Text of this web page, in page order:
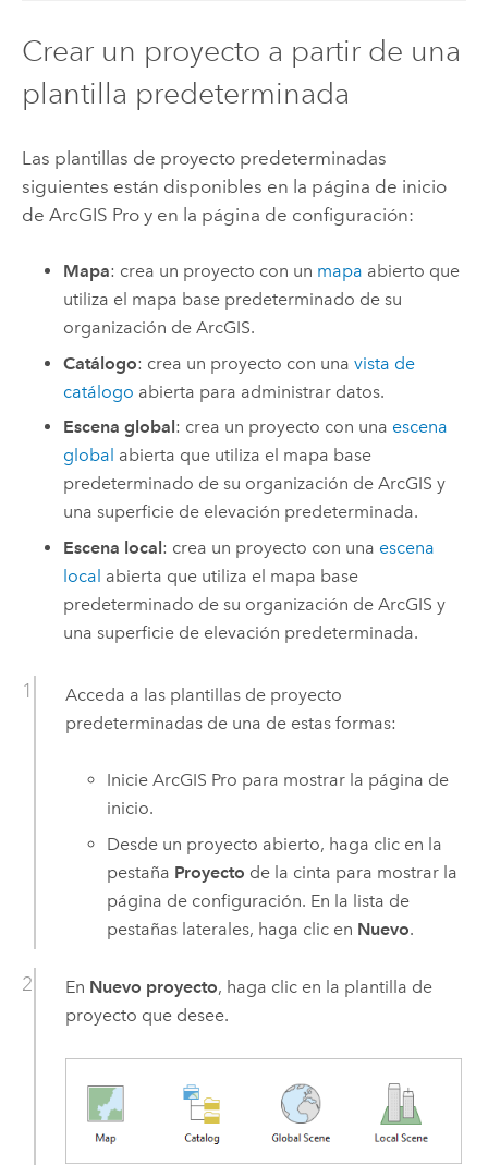
Crear un proyecto a partir de una
plantilla predeterminada
Las plantillas de proyecto predeterminadas
siguientes están disponibles en la página de inicio
de ArcGIS Proy en la página de configuración:
Mapa: crea un proyecto con un mapa abierto que
utiliza el mapa base predeterminado de su
organización de ArcGIS.
Catálogo: crea un proyecto con unavista de
catálogo abierta para administrar datos.
Escena global: crea un proyecto con una escena
global abierta que utiliza el mapa base
predeterminado de su organización de ArcGIS y
una superficie de elevación predeterminada.
Escena local: crea un proyecto con una escena
local abierta que utiliza el mapa base
predeterminado de su organización de ArcGIS y
una superficie de elevación predeterminada.
Acceda a las plantillas de proyecto
predeterminadas de una de estas formas:
InicieArcGIS Pro para mostrar la página de
inicio.
Desde un proyecto abierto, haga clic en la
pestaña Proyecto de la cinta para mostrar la
página de configuración. En la lista de
pestañas laterales, haga clic en Nuevo.
En Nuevo proyecto, haga clic en la plantilla de
proyecto que desee.